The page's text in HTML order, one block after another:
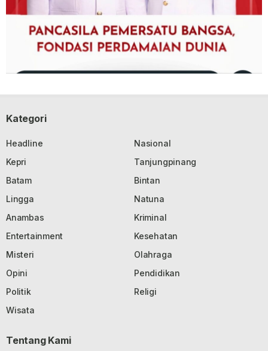
Kategori
Headline
Nasional
Kepri
Tanjungpinang
Batam
Bintan
Lingga
Natuna
Anambas
Kriminal
Entertainment
Kesehatan
Misteri
Olahraga
Opini
Pendidikan
Politik
Religi
Wisata
Tentang Kami